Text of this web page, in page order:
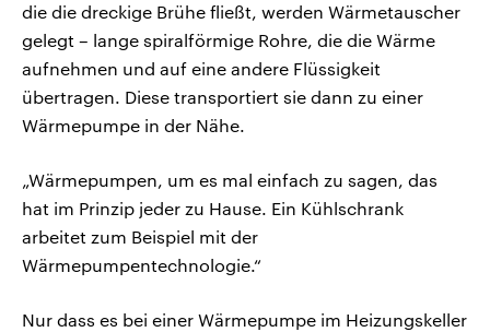
die die dreckige Brühe fließt, werden Wärmetauscher
gelegt – lange spiralförmige Rohre, die die Wärme
aufnehmen und auf eine andere Flüssigkeit
übertragen. Diese transportiert sie dann zu einer
Wärmepumpe in der Nähe.
„Wärmepumpen, um es mal einfach zu sagen, das
hat im Prinzip jeder zu Hause. Ein Kühlschrank
arbeitet zum Beispiel mit der
Wärmepumpentechnologie.“
Nur dass es bei einer Wärmepumpe im Heizungskeller